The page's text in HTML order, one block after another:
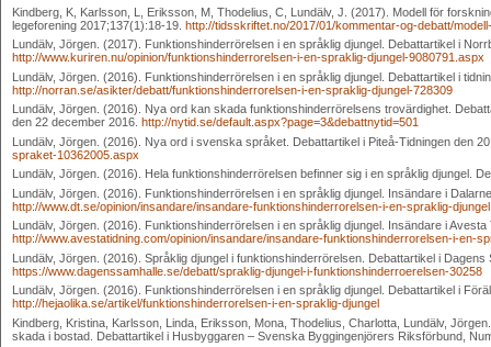
Kindberg, K, Karlsson, L, Eriksson, M, Thodelius, C, Lundälv, J. (2017). Modell för
legeforening 2017;137(1):18-19. http://tidsskriftet.no/2017/01/kommentar-og-debatt/
Lundälv, Jörgen. (2017). Funktionshinderrörelsen i en språklig djungel. Debattartikel i
http://www.kuriren.nu/opinion/funktionshinderrorelsen-i-en-spraklig-djungel-9080791.aspx
Lundälv, Jörgen. (2016). Funktionshinderrörelsen i en språklig djungel. Debattartikel i
http://norran.se/asikter/debatt/funktionshinderrorelsen-i-en-spraklig-djungel-728309
Lundälv, Jörgen. (2016). Nya ord kan skada funktionshinderrörelsens trovärdighet.
den 22 december 2016. http://nytid.se/default.aspx?page=3&debattnytid=501
Lundälv, Jörgen. (2016). Nya ord i svenska språket. Debattartikel i Piteå-Tidningen den
spraket-10362005.aspx
Lundälv, Jörgen. (2016). Hela funktionshinderrörelsen befinner sig i en språklig djungel.
Lundälv, Jörgen. (2016). Funktionshinderrörelsen i en språklig djungel. Insändare i
http://www.dt.se/opinion/insandare/insandare-funktionshinderrorelsen-i-en-spraklig-djungel
Lundälv, Jörgen. (2016). Funktionshinderrörelsen i en språklig djungel. Insändare i
http://www.avestatidning.com/opinion/insandare/insandare-funktionshinderrorelsen-i-en-
Lundälv, Jörgen. (2016). Språklig djungel i funktionshinderrörelsen. Debattartikel i
https://www.dagenssamhalle.se/debatt/spraklig-djungel-i-funktionshinderroerelsen-30258
Lundälv, Jörgen. (2016). Funktionshinderrörelsen i en språklig djungel. Debattartikel i
http://hejaolika.se/artikel/funktionshinderrorelsen-i-en-spraklig-djungel
Kindberg, Kristina, Karlsson, Linda, Eriksson, Mona, Thodelius, Charlotta, Lundälv,
skada i bostad. Debattartikel i Husbyggaren – Svenska Byggingenjörers Riksförbund,